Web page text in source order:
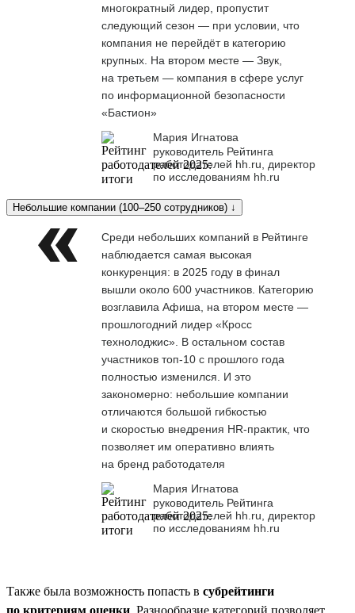
многократный лидер, пропустит
следующий сезон — при условии, что
компания не перейдёт в категорию
крупных. На втором месте — Звук,
на третьем — компания в сфере услуг
по информационной безопасности
«Бастион»
Мария Игнатова
руководитель Рейтинга
работодателей hh.ru, директор
по исследованиям hh.ru
Небольшие компании (100–250 сотрудников) ↓
Среди небольших компаний в Рейтинге
наблюдается самая высокая
конкуренция: в 2025 году в финал
вышли около 600 участников. Категорию
возглавила Афиша, на втором месте —
прошлогодний лидер «Кросс
технолоджис». В остальном состав
участников топ-10 с прошлого года
полностью изменился. И это
закономерно: небольшие компании
отличаются большой гибкостью
и скоростью внедрения HR-практик, что
позволяет им оперативно влиять
на бренд работодателя
Мария Игнатова
руководитель Рейтинга
работодателей hh.ru, директор
по исследованиям hh.ru
Также была возможность попасть в субрейтинги
по критериям оценки . Разнообразие категорий позволяет